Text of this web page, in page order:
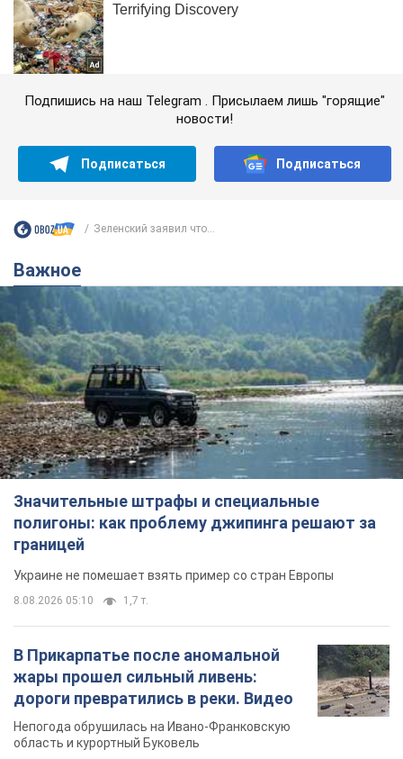
Подпишись на наш Telegram . Присылаем лишь "горящие"
новости!
Подписаться Подписаться
Зеленский заявил что...
Важное
Значительные штрафы и специальные
полигоны: как проблему джипинга решают за
границей
Украине не помешает взять пример со стран Европы
8.08.2026 05:10 1,7 т.
В Прикарпатье после аномальной
жары прошел сильный ливень:
дороги превратились в реки. Видео
Непогода обрушилась на Ивано-Франковскую
область и курортный Буковель